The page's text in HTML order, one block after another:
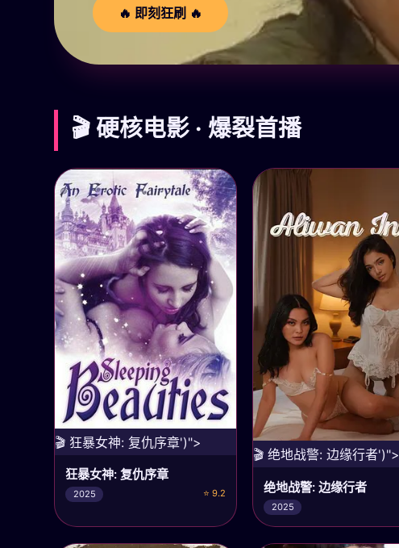
🔥 即刻狂刷 🔥
🎬 硬核电影 · 爆裂首播
🎬 狂暴女神: 复仇序章')">
狂暴女神: 复仇序章
2025 ⭐ 9.2
🎬 绝地战警: 边缘行者')">
绝地战警: 边缘行者
2025